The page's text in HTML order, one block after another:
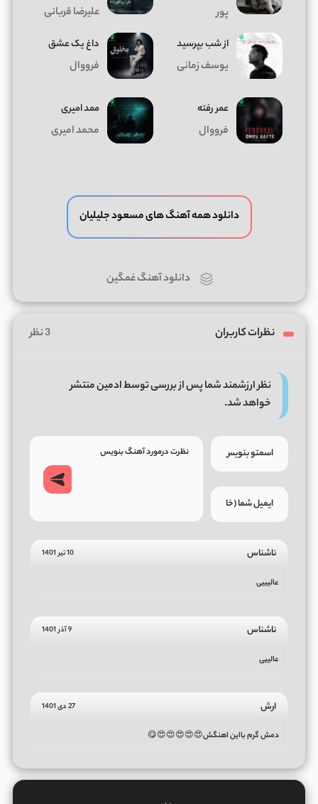
پور
علیرضا قربانی
از شب بپرسید
یوسف زمانی
داغ يک عشق
فرووال
عمر رفته
فرووال
ممد امیری
محمد امیری
دانلود همه آهنگ های مسعود جلیلیان
دانلود آهنگ غمگین
نظرات کاربران 3 نظر
نظر ارزشمند شما پس از بررسی توسط ادمین منتشر
خواهد شد.
ناشناس 10 تیر 1401
عالیییی
ناشناس 9 آذر 1401
عالییی
ارش 27 دی 1401
دمش گرم بااین اهنگش😍😍😍😍😍😋